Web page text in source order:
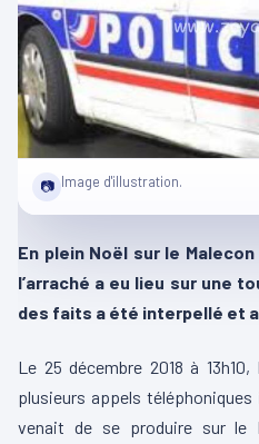
📷 Image d'illustration.
En plein Noël sur le
l’arraché a eu lieu sur une
des faits a été interpellé et
Le 25 décembre 2018 à
plusieurs appels téléphoniques
venait de se produire sur le